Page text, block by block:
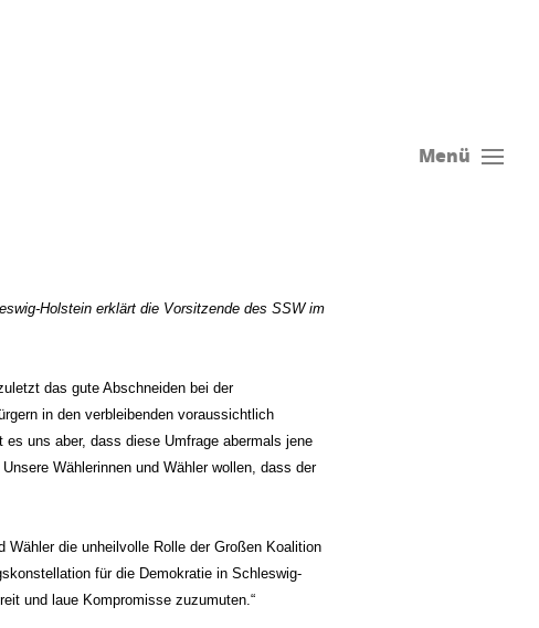
Menü
Holstein erklärt die Vorsitzende des SSW im
das gute Abschneiden bei der
in den verbleibenden voraussichtlich
uns aber, dass diese Umfrage abermals jene
Wählerinnen und Wähler wollen, dass der
die unheilvolle Rolle der Großen Koalition
für die Demokratie in Schleswig-
und laue Kompromisse zuzumuten.“